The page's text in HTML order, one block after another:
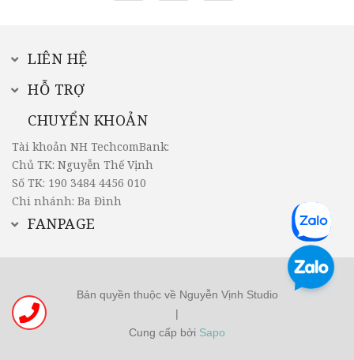
LIÊN HỆ
HỖ TRỢ
CHUYỂN KHOẢN
Tài khoản NH TechcomBank:
Chủ TK: Nguyễn Thế Vịnh
Số TK: 190 3484 4456 010
Chi nhánh: Ba Đình
FANPAGE
Bản quyền thuộc về Nguyễn Vịnh Studio
|
Cung cấp bởi Sapo